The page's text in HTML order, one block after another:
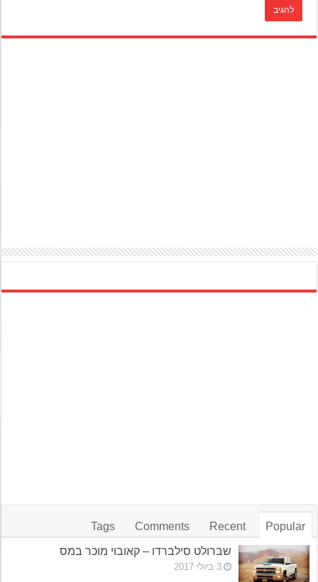
Popular
Recent
Comments
Tags
שברולט סילברדו – קאובוי מוכר במס
3 ביולי 2017